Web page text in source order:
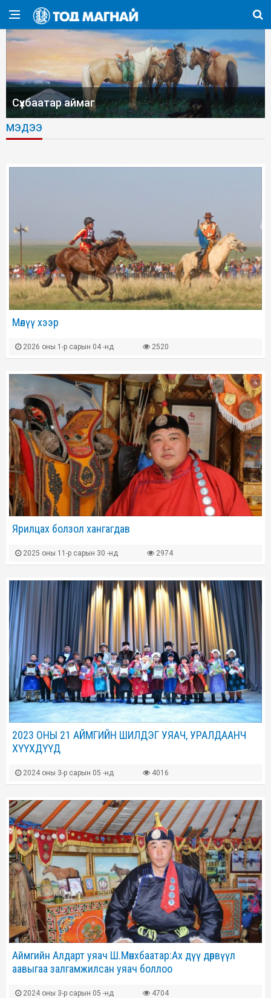
Сүхбаатар аймаг
МЭДЭЭ
Мөлүү хээр
2026 оны 1-р сарын 04 -нд 2520
Ярилцах болзол хангагдав
2025 оны 11-р сарын 30 -нд 2974
2023 ОНЫ 21 АЙМГИЙН ШИЛДЭГ УЯАЧ, УРАЛДААНЧ
ХҮҮХДҮҮД
2024 оны 3-р сарын 05 -нд 4016
Аймгийн Алдарт уяач Ш.Мөнхбаатар:Ах дүү дөрвүүл
аавыгаа залгамжилсан уяач боллоо
2024 оны 3-р сарын 05 -нд 4704